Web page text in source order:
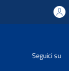
Seguici su